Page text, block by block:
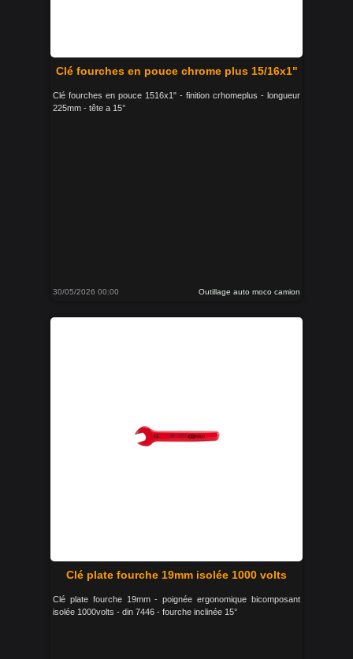
Clé fourches en pouce chrome plus 15/16x1"
Clé fourches en pouce 1516x1" - finition crhomeplus - longueur
225mm - tête a 15°
30/05/2026 00:00 Outillage auto moco camion
Clé plate fourche 19mm isolée 1000 volts
Clé plate fourche 19mm - poignée ergonomique bicomposant
isolée 1000volts - din 7446 - fourche inclinée 15°